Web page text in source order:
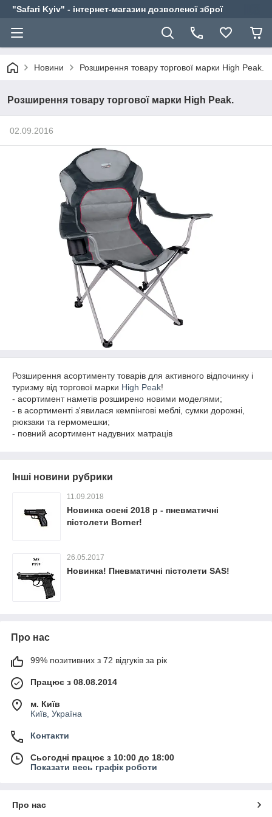
"Safari Kyiv" - інтернет-магазин дозволеної зброї
Новини Розширення товару торгової марки High Peak.
Розширення товару торгової марки High Peak.
02.09.2016
Розширення асортименту товарів для активного відпочинку і
туризму від торгової марки High Peak!
- асортимент наметів розширено новими моделями;
- в асортименті з'явилася кемпінгові меблі, сумки дорожні,
рюкзаки та гермомешки;
- повний асортимент надувних матраців
Інші новини рубрики
11.09.2018
Новинка осені 2018 р - пневматичні
пістолети Borner!
26.05.2017
Новинка! Пневматичні пістолети SAS!
Про нас
99% позитивних з 72 відгуків за рік
Працює з 08.08.2014
м. Київ
Київ, Україна
Контакти
Сьогодні працює з 10:00 до 18:00
Показати весь графік роботи
Про нас